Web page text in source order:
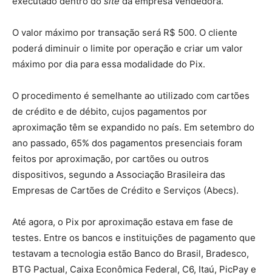
O valor máximo por transação será R$ 500. O cliente
poderá diminuir o limite por operação e criar um valor
máximo por dia para essa modalidade do Pix.
O procedimento é semelhante ao utilizado com cartões
de crédito e de débito, cujos pagamentos por
aproximação têm se expandido no país. Em setembro do
ano passado, 65% dos pagamentos presenciais foram
feitos por aproximação, por cartões ou outros
dispositivos, segundo a Associação Brasileira das
Empresas de Cartões de Crédito e Serviços (Abecs).
Até agora, o Pix por aproximação estava em fase de
testes. Entre os bancos e instituições de pagamento que
testavam a tecnologia estão Banco do Brasil, Bradesco,
BTG Pactual, Caixa Econômica Federal, C6, Itaú, PicPay e